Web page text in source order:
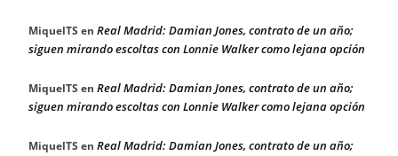
MiquelTS en Real Madrid: Damian Jones, contrato de un año;
siguen mirando escoltas con Lonnie Walker como lejana opción
MiquelTS en Real Madrid: Damian Jones, contrato de un año;
siguen mirando escoltas con Lonnie Walker como lejana opción
MiquelTS en Real Madrid: Damian Jones, contrato de un año;